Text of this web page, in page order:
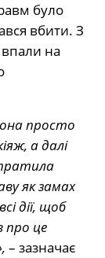
було
вбити. З
впали на
просто
а далі
як замах
дії, щоб
це
– зазначає